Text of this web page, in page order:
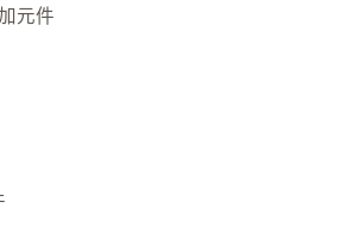
元件